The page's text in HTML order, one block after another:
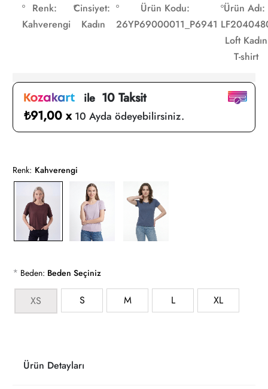
Renk:
Kahverengi
Cinsiyet:
Kadın
Ürün Kodu:
26YP69000011_P6941
Ürün Adı:
Loft Kadın
T-shirt
ile10 Taksit
₺91,00 x 10 Ayda ödeyebilirsiniz.
Renk: Kahverengi
* Beden: Beden Seçiniz
XS S M L XL
Ürün Detayları